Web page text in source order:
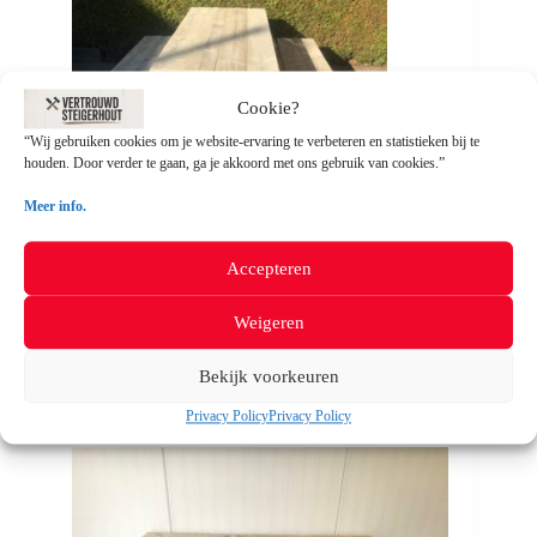
Cookie?
“Wij gebruiken cookies om je website-ervaring te verbeteren en statistieken bij te
houden. Door verder te gaan, ga je akkoord met ons gebruik van cookies.”
Meer info.
Accepteren
Weigeren
Bekijk voorkeuren
Privacy PolicyPrivacy Policy
Steigerhouten Picknicktafel “Gelderland”
Opties selecteren
Dit
kan
Save to Wishlist